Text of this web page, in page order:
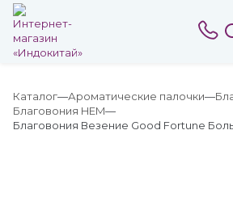
Каталог Ароматические палочки
Благовония HEM
Благовония Везение Good Fortune